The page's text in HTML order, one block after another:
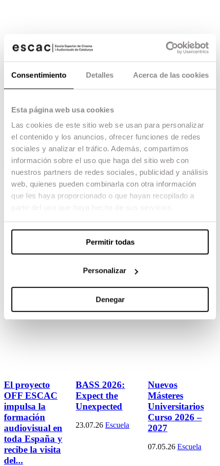
Consentimiento Detalles Acerca de las cookies
Esta página web usa cookies
Las cookies de este sitio web se usan para personalizar
el contenido y los anuncios, ofrecer funciones de redes
sociales y analizar el tráfico. Además, compartimos
información sobre el uso que haga del sitio web con
nuestros partners de redes sociales, publicidad y análisis
web, quienes pueden combinarla con otra información
que les haya proporcionado o que hayan recopilado a
Permitir todas
Personalizar
Denegar
Hasta que la boda nos separe
04.02.23 -
Dirección: Dani de la Orden
Guión: Eric Navarro
Montaje: Alberto Gutiérrez
TAMBIÉN TE PUEDE INTERESAR
El proyecto
OFF ESCAC
impulsa la
formación
audiovisual en
toda España y
recibe la visita
del...
BASS 2026:
Expect the
Unexpected
23.07.26 Escuela
Nuevos
Másteres
Universitarios
Curso 2026 –
2027
07.05.26 Escuela